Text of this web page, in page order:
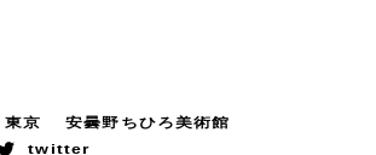
東京
安曇野ちひろ美術館
twitter